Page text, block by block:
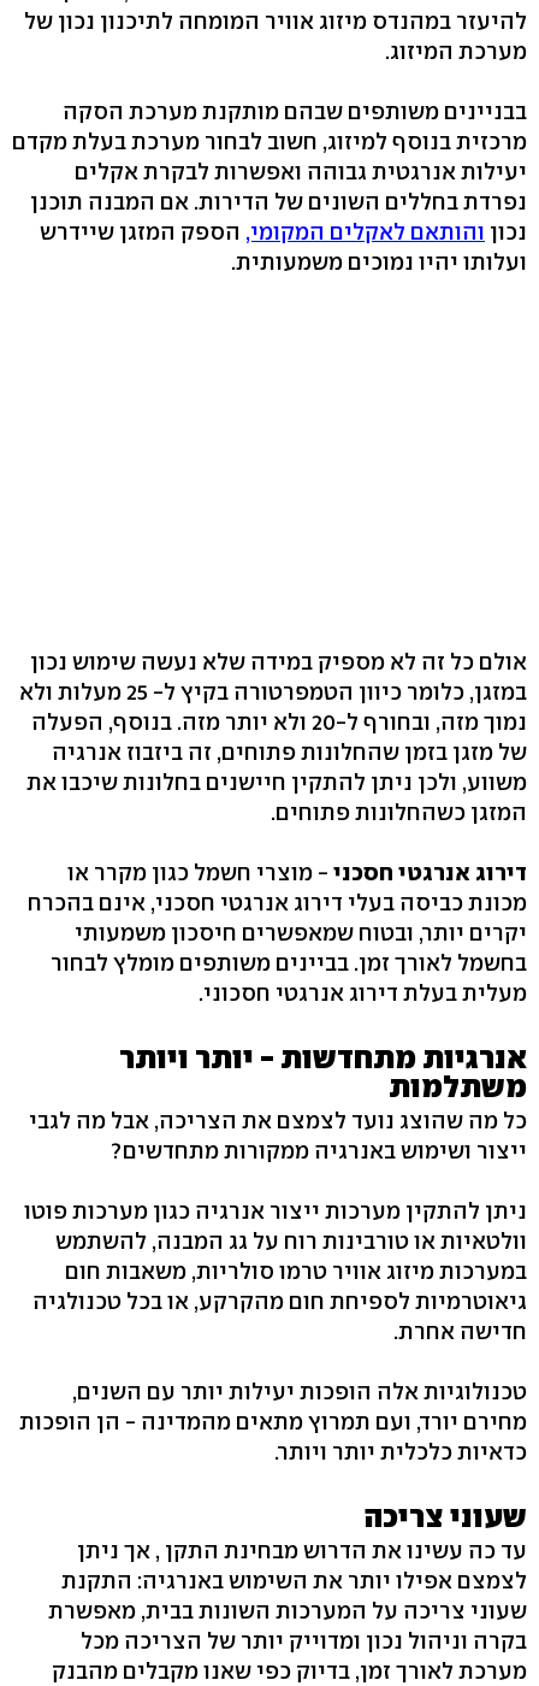
להיעזר במהנדס מיזוג אוויר המומחה לתיכנון נכון של
מערכת המיזוג.
בבניינים משותפים שבהם מותקנת מערכת הסקה
מרכזית בנוסף למיזוג, חשוב לבחור מערכת בעלת מקדם
יעילות אנרגטית גבוהה ואפשרות לבקרת אקלים
נפרדת בחללים השונים של הדירות. אם המבנה תוכנן
נכון והותאם לאקלים המקומי, הספק המזגן שיידרש
ועלותו יהיו נמוכים משמעותית.
אולם כל זה לא מספיק במידה שלא נעשה שימוש נכון
במזגן, כלומר כיוון הטמפרטורה בקיץ ל- 25 מעלות ולא
נמוך מזה, ובחורף ל-20 ולא יותר מזה. בנוסף, הפעלה
של מזגן בזמן שהחלונות פתוחים, זה ביזבוז אנרגיה
משווע, ולכן ניתן להתקין חיישנים בחלונות שיכבו את
המזגן כשהחלונות פתוחים.
דירוג אנרגטי חסכני - מוצרי חשמל כגון מקרר או
מכונת כביסה בעלי דירוג אנרגטי חסכני, אינם בהכרח
יקרים יותר, ובטוח שמאפשרים חיסכון משמעותי
בחשמל לאורך זמן. בביינים משותפים מומלץ לבחור
מעלית בעלת דירוג אנרגטי חסכוני.
אנרגיות מתחדשות - יותר ויותר
משתלמות
כל מה שהוצג נועד לצמצם את הצריכה, אבל מה לגבי
ייצור ושימוש באנרגיה ממקורות מתחדשים?
ניתן להתקין מערכות ייצור אנרגיה כגון מערכות פוטו
וולטאיות או טורבינות רוח על גג המבנה, להשתמש
במערכות מיזוג אוויר טרמו סולריות, משאבות חום
גיאוטרמיות לספיחת חום מהקרקע, או בכל טכנולגיה
חדישה אחרת.
טכנולוגיות אלה הופכות יעילות יותר עם השנים,
מחירם יורד, ועם תמרוץ מתאים מהמדינה - הן הופכות
כדאיות כלכלית יותר ויותר.
שעוני צריכה
עד כה עשינו את הדרוש מבחינת התקן , אך ניתן
לצמצם אפילו יותר את השימוש באנרגיה: התקנת
שעוני צריכה על המערכות השונות בבית, מאפשרת
בקרה וניהול נכון ומדוייק יותר של הצריכה מכל
מערכת לאורך זמן, בדיוק כפי שאנו מקבלים מהבנק